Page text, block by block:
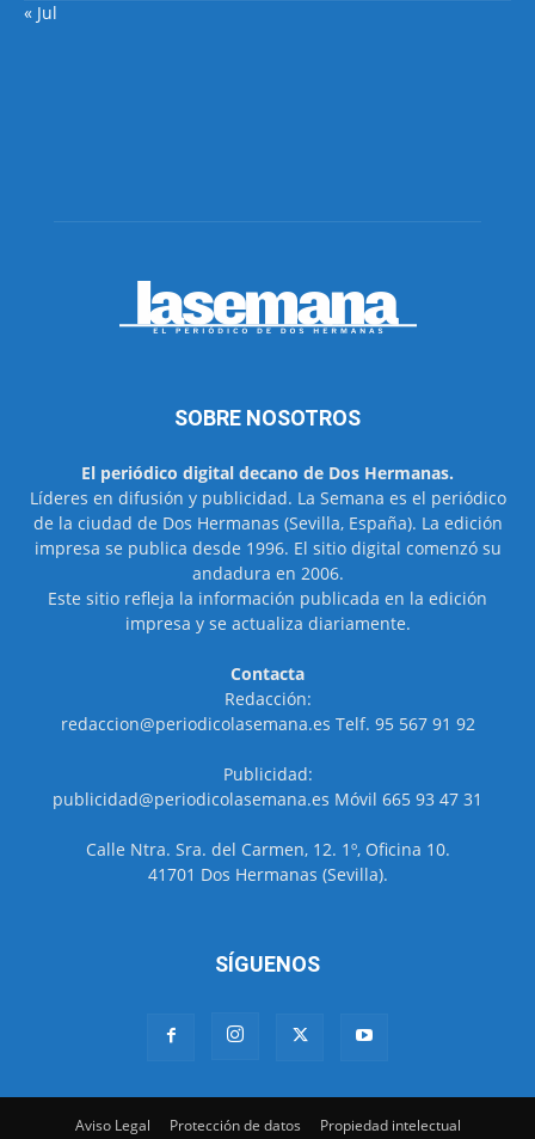
« Jul
SOBRE NOSOTROS
El periódico digital decano de Dos Hermanas.
Líderes en difusión y publicidad. La Semana es el periódico
de la ciudad de Dos Hermanas (Sevilla, España). La edición
impresa se publica desde 1996. El sitio digital comenzó su
andadura en 2006.
Este sitio refleja la información publicada en la edición
impresa y se actualiza diariamente.
Contacta
Redacción:
redaccion@periodicolasemana.es Telf. 95 567 91 92
Publicidad:
publicidad@periodicolasemana.es Móvil 665 93 47 31
Calle Ntra. Sra. del Carmen, 12. 1º, Oficina 10.
41701 Dos Hermanas (Sevilla).
SÍGUENOS
Aviso Legal Protección de datos Propiedad intelectual